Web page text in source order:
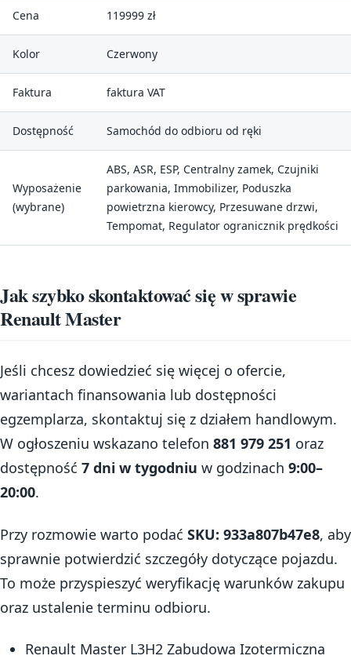
Cena 119999 zł
Kolor Czerwony
Faktura faktura VAT
Dostępność Samochód do odbioru od ręki
Wyposażenie
(wybrane)
ABS, ASR, ESP, Centralny zamek, Czujniki
parkowania, Immobilizer, Poduszka
powietrzna kierowcy, Przesuwane drzwi,
Tempomat, Regulator ogranicznik prędkości
Jak szybko skontaktować się w sprawie
Renault Master
Jeśli chcesz dowiedzieć się więcej o ofercie,
wariantach finansowania lub dostępności
egzemplarza, skontaktuj się z działem handlowym.
W ogłoszeniu wskazano telefon 881 979 251 oraz
dostępność 7 dni w tygodniu w godzinach 9:00–
20:00.
Przy rozmowie warto podać SKU: 933a807b47e8, aby
sprawnie potwierdzić szczegóły dotyczące pojazdu.
To może przyspieszyć weryfikację warunków zakupu
oraz ustalenie terminu odbioru.
Renault Master L3H2 Zabudowa Izotermiczna